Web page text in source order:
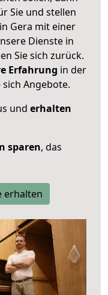
Sie und stellen
in Gera mit einer
Dienste in
Sie sich zurück.
Erfahrung in der
Angebote.
und erhalten
sparen, das
erhalten